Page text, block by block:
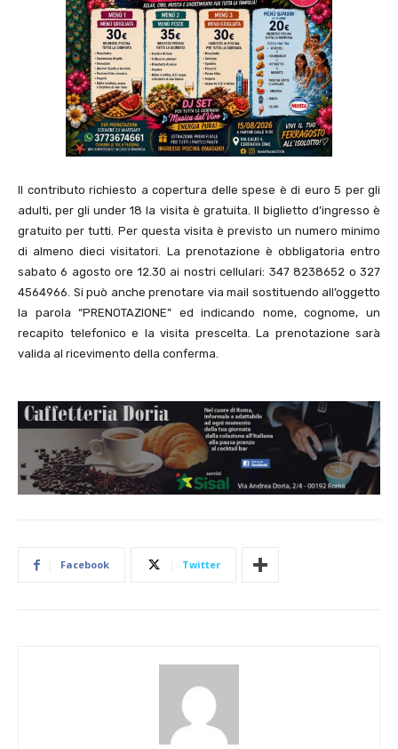
Il contributo richiesto a copertura delle spese è di euro 5 per gli
adulti, per gli under 18 la visita è gratuita. Il biglietto d’ingresso è
gratuito per tutti. Per questa visita è previsto un numero minimo
di almeno dieci visitatori. La prenotazione è obbligatoria entro
sabato 6 agosto ore 12.30 ai nostri cellulari: 347 8238652 o 327
4564966. Si può anche prenotare via mail sostituendo all’oggetto
la parola “PRENOTAZIONE” ed indicando nome, cognome, un
recapito telefonico e la visita prescelta. La prenotazione sarà
valida al ricevimento della conferma.
Facebook Twitter